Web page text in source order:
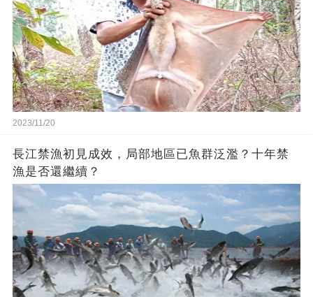
2023/11/20
長江禁漁初見成效，局部地區已魚群泛濫？十年禁
漁是否還繼續？